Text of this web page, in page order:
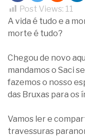
Post Views: 11
A vida é tudo e a
morte é tudo?
Chegou de novo
mandamos o Saci
fazemos o nosso
das Bruxas para os
Vamos ler e
travessuras